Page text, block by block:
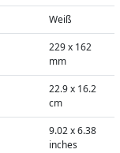
Weiß
229 x 162
mm
22.9 x 16.2
cm
9.02 x 6.38
inches